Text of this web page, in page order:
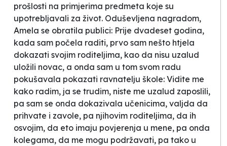
prošlosti na primjerima predmeta koje su
upotrebljavali za život. Oduševljena nagradom,
Amela se obratila publici: Prije dvadeset godina,
kada sam počela raditi, prvo sam nešto htjela
dokazati svojim roditeljima, kao da nisu uzalud
uložili novac, a onda sam u tom svom radu
pokušavala pokazati ravnatelju škole: Vidite me
kako radim, ja se trudim, niste me uzalud zaposlili,
pa sam se onda dokazivala učenicima, valjda da
prihvate i zavole, pa njihovim roditeljima, da ih
osvojim, da eto imaju povjerenja u mene, pa onda
kolegama, da me mogu podržavati, pa tako u